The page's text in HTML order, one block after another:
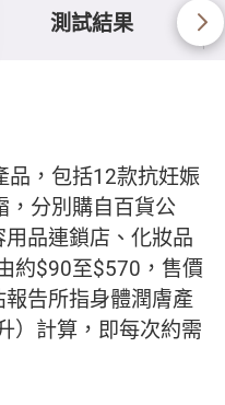
測試結果
品，包括12款抗妊娠
，分別購自百貨公
品連鎖店、化妝品
約$90至$570，售價
告所指身體潤膚產
）計算，即每次約需